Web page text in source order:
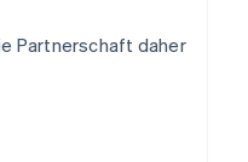
Partnerschaft daher